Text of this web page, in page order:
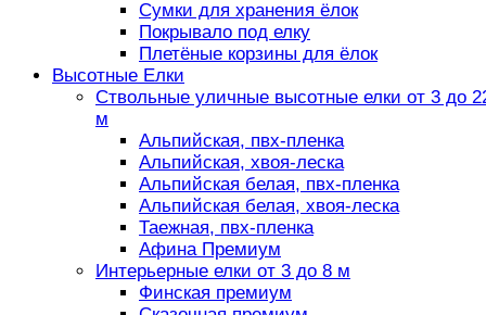
Сумки для хранения ёлок
Покрывало под елку
Плетёные корзины для ёлок
Высотные Елки
Ствольные уличные высотные елки от 3 до
м
Альпийская, пвх-пленка
Альпийская, хвоя-леска
Альпийская белая, пвх-пленка
Альпийская белая, хвоя-леска
Таежная, пвх-пленка
Афина Премиум
Интерьерные елки от 3 до 8 м
Финская премиум